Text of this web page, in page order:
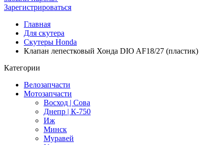
Зарегистрироваться
Главная
Для скутера
Скутеры Honda
Клапан лепестковый Хонда DIO AF18/27 (пластик)
Категории
Велозапчасти
Мотозапчасти
Восход | Сова
Днепр | К-750
Иж
Минск
Муравей